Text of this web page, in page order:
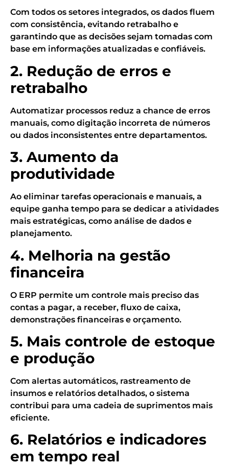
Com todos os setores integrados, os dados fluem
com consistência, evitando retrabalho e
garantindo que as decisões sejam tomadas com
base em informações atualizadas e confiáveis.
2. Redução de erros e
retrabalho
Automatizar processos reduz a chance de erros
manuais, como digitação incorreta de números
ou dados inconsistentes entre departamentos.
3. Aumento da
produtividade
Ao eliminar tarefas operacionais e manuais, a
equipe ganha tempo para se dedicar a atividades
mais estratégicas, como análise de dados e
planejamento.
4. Melhoria na gestão
financeira
O ERP permite um controle mais preciso das
contas a pagar, a receber, fluxo de caixa,
demonstrações financeiras e orçamento.
5. Mais controle de estoque
e produção
Com alertas automáticos, rastreamento de
insumos e relatórios detalhados, o sistema
contribui para uma cadeia de suprimentos mais
eficiente.
6. Relatórios e indicadores
em tempo real